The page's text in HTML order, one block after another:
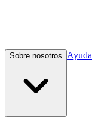
Sobre nosotros Ayuda